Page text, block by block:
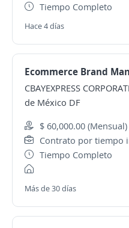
Tiempo Completo
Hace 4 días
Ecommerce Brand
CBAYEXPRESS
de México DF
$ 60,000.00
Contrato por tiempo
Tiempo Completo
Más de 30 días